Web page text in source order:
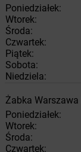
Poniedziałek:
Wtorek:
Środa:
Czwartek:
Piątek:
Sobota:
Niedziela:
Żabka Warszawa
Poniedziałek:
Wtorek:
Środa:
Czwartek: